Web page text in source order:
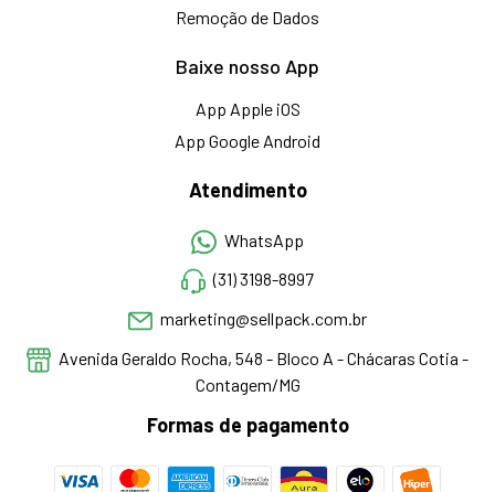
Remoção de Dados
Baixe nosso App
App Apple iOS
App Google Android
Atendimento
WhatsApp
(31) 3198-8997
marketing@sellpack.com.br
Avenida Geraldo Rocha, 548 - Bloco A - Chácaras Cotia -
Contagem/MG
Formas de pagamento